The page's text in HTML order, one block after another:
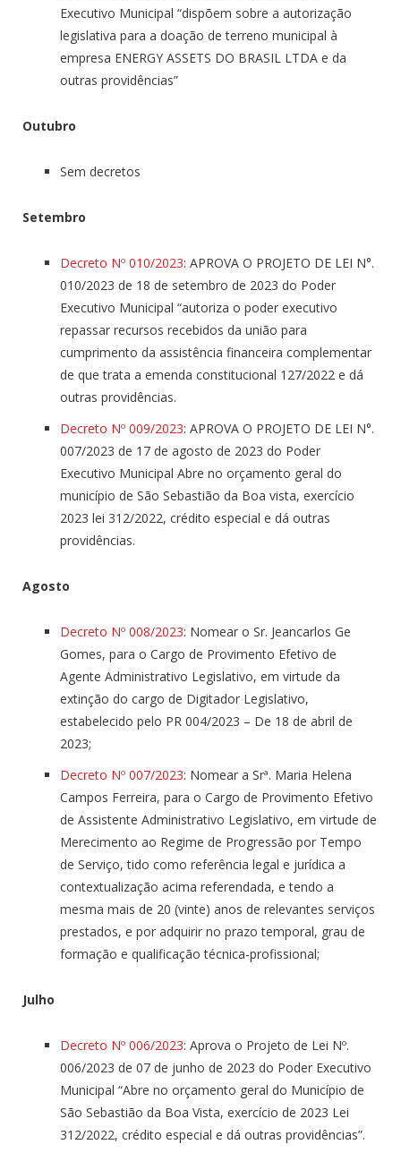
Executivo Municipal “dispõem sobre a autorização
legislativa para a doação de terreno municipal à
empresa ENERGY ASSETS DO BRASIL LTDA e da
outras providências”
Outubro
Sem decretos
Setembro
Decreto Nº 010/2023: APROVA O PROJETO DE LEI N°.
010/2023 de 18 de setembro de 2023 do Poder
Executivo Municipal “autoriza o poder executivo
repassar recursos recebidos da união para
cumprimento da assistência financeira complementar
de que trata a emenda constitucional 127/2022 e dá
outras providências.
Decreto Nº 009/2023: APROVA O PROJETO DE LEI N°.
007/2023 de 17 de agosto de 2023 do Poder
Executivo Municipal Abre no orçamento geral do
município de São Sebastião da Boa vista, exercício
2023 lei 312/2022, crédito especial e dá outras
providências.
Agosto
Decreto Nº 008/2023: Nomear o Sr. Jeancarlos Ge
Gomes, para o Cargo de Provimento Efetivo de
Agente Administrativo Legislativo, em virtude da
extinção do cargo de Digitador Legislativo,
estabelecido pelo PR 004/2023 – De 18 de abril de
2023;
Decreto Nº 007/2023: Nomear a Srª. Maria Helena
Campos Ferreira, para o Cargo de Provimento Efetivo
de Assistente Administrativo Legislativo, em virtude de
Merecimento ao Regime de Progressão por Tempo
de Serviço, tido como referência legal e jurídica a
contextualização acima referendada, e tendo a
mesma mais de 20 (vinte) anos de relevantes serviços
prestados, e por adquirir no prazo temporal, grau de
formação e qualificação técnica-profissional;
Julho
Decreto Nº 006/2023: Aprova o Projeto de Lei Nº.
006/2023 de 07 de junho de 2023 do Poder Executivo
Municipal “Abre no orçamento geral do Município de
São Sebastião da Boa Vista, exercício de 2023 Lei
312/2022, crédito especial e dá outras providências”.